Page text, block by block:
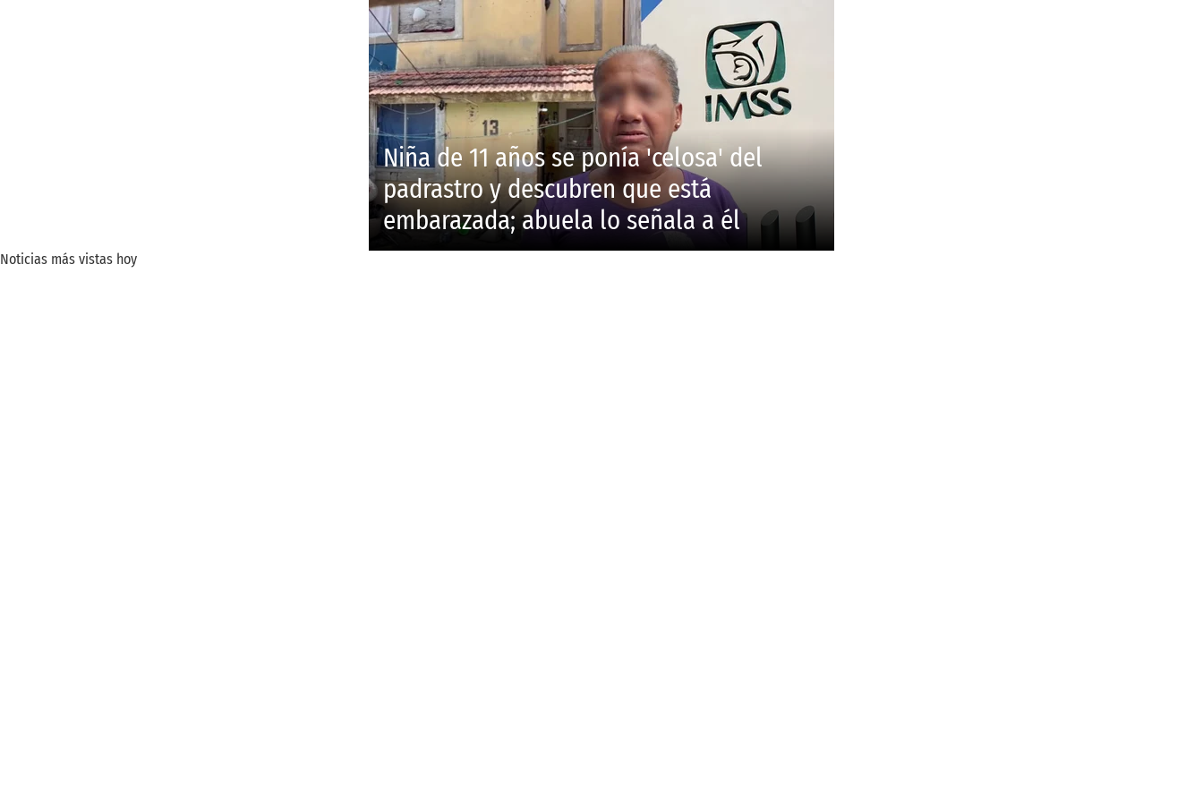
Niña de 11 años se ponía 'celosa' del
padrastro y descubren que está
embarazada; abuela lo señala a él
Noticias más vistas hoy